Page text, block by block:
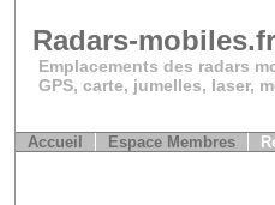
Radars-mobiles.fr
Emplacements des radars
GPS, carte, jumelles, laser,
Accueil Espace Membres